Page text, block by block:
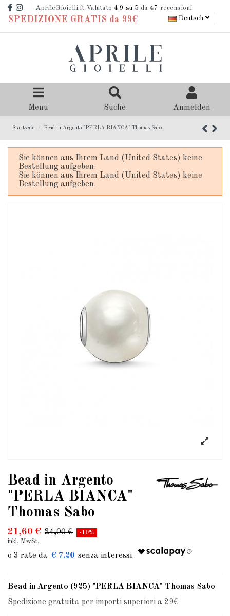
AprileGioielli.it Valutato 4.9 su 5 da 47 recensioni.
SPEDIZIONE GRATIS da 99€ Deutsch
Menu Suche Anmelden
Startseite Bead in Argento "PERLA BIANCA" Thomas Sabo
Sie können aus Ihrem Land (United States) keine
Bestellung aufgeben.
Sie können aus Ihrem Land (United States) keine
Bestellung aufgeben.
Bead in Argento
"PERLA BIANCA"
Thomas Sabo
21,60 € 24,00 € -10%
inkl. MwSt.
€ 7.20
Bead in Argento (925) "PERLA BIANCA" Thomas Sabo
Spedizione gratuita per importi superiori a 29€